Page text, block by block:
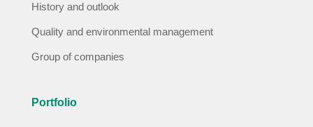
History and outlook
Quality and environmental management
Group of companies
Portfolio